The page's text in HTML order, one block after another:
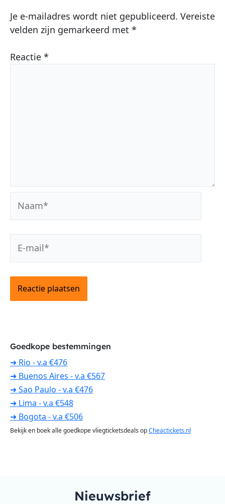
Goedkope bestemmingen
➜ Rio - v.a €476
➜ Buenos Aires - v.a €567
➜ Sao Paulo - v.a €476
➜ Lima - v.a €548
➜ Bogota - v.a €506
Bekijk en boek alle goedkope vliegticketsdeals opCheactickets.nl
Je e-mailadres wordt niet gepubliceerd. Vereiste
velden zijn gemarkeerd met *
Reactie *
mail*
Nieuwsbrief